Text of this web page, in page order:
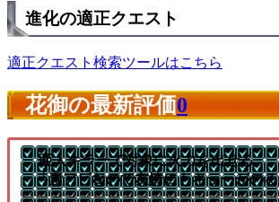
進化の適正クエスト
適正クエスト検索ツールはこちら
花御の最新評価0
亜人キラーで対象に火力を出せる
└素アビなので友情にもキラーがのる